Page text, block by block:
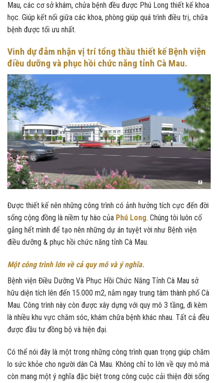
Mau, các cơ sở khám, chửa bệnh đều được Phú Long thiết kế khoa
học. Giúp kết nối giữa các khoa, phòng giúp quá trình điều trị, chữa
bệnh được tối ưu nhất.
Vinh dự đảm nhận vị trí tổng thầu thiết kế Bệnh viện
điều dưỡng và phục hồi chức năng tỉnh Cà Mau.
Được thiết kế nên những công trình có ảnh hưởng tích cực đến đời
sống cộng đồng là niềm tự hào của Phú Long. Chúng tôi luôn cố
gắng hết mình để tạo nên những dự án tuyệt vời như Bệnh viện
điều dưỡng & phục hồi chức năng tỉnh Cà Mau.
Một công trình lớn về cả quy mô và ý nghĩa.
Bệnh viện Điều Dưỡng Và Phục Hồi Chức Năng Tỉnh Cà Mau sở
hữu diện tích lên đến 15.000 m2, nằm ngay trung tâm thành phố Cà
Mau. Công trình này còn được xây dựng với quy mô 3 tầng, đi kèm
là nhiều khu vực chăm sóc, khám chữa bệnh khác nhau. Tất cả đều
được đầu tư đồng bộ và hiện đại.
Có thể nói đây là một trong những công trình quan trọng giúp chăm
lo sức khỏe cho người dân Cà Mau. Không chỉ to lớn về quy mô mà
còn mang một ý nghĩa đặc biệt trong công cuộc cải thiện đời sống